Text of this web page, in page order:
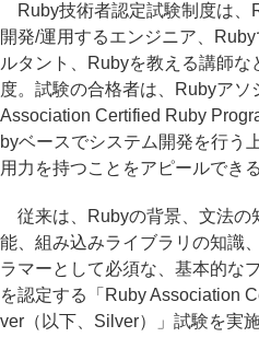
Ruby技術者認定試験制度は、
開発/運用するエンジニア、
ルタント、Rubyを教える講師な
度。試験の合格者は、Rubyア
Association Certified Ruby
byベースでシステム開発を行う
用力を持つことをアピールでき
従来は、Rubyの背景、文法の
能、組み込みライブラリの知識
ラマーとして必須な、基本的な
を認定する「Ruby Association
ver（以下、Silver）」試験を実施